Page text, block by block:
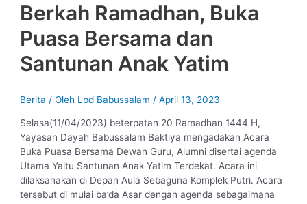
Berkah Ramadhan, Buka
Puasa Bersama dan
Santunan Anak Yatim
Berita / Oleh Lpd Babussalam/April 13, 2023
Selasa(11/04/2023) beterpatan 20 Ramadhan 1444 H,
Yayasan Dayah Babussalam Baktiya mengadakan Acara
Buka Puasa Bersama Dewan Guru, Alumni disertai agenda
Utama Yaitu Santunan Anak Yatim Terdekat. Acara ini
dilaksanakan di Depan Aula Sebaguna Komplek Putri. Acara
tersebut di mulai ba’da Asar dengan agenda sebagaimana